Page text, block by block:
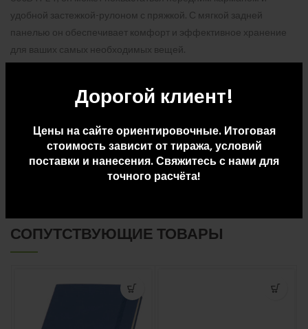
Дорогой клиент!
Цены на сайте ориентировочные. Итоговая
стоимость зависит от тиража, условий
поставки и нанесения. Свяжитесь с нами для
точного расчёта!
удобной застежкой-рулоном с пряжкой. С мягкой задней
панелью он обеспечивает комфорт и эффективное хранение
для ваших самых необходимых вещей.
ДОПОЛНИТЕЛЬНАЯ ИНФОРМАЦИЯ
ДОСТАВКА И ОПЛАТА
СОПУТСТВУЮЩИЕ ТОВАРЫ